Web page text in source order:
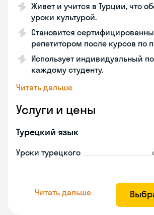
Живет и учится в Турции, что
уроки культурой.
Становится
репетитором после курсов по
Использует индивидуальный
каждому студенту.
Читать дальше
Услуги и цены
Турецкий язык
Уроки турецкого
Читать дальше